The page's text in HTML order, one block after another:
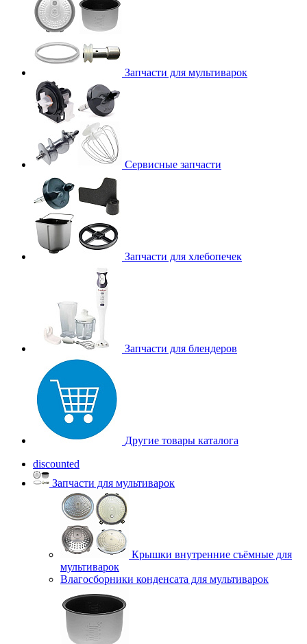
Запчасти для мультиварок
Сервисные запчасти
Запчасти для хлебопечек
Запчасти для блендеров
Другие товары каталога
discounted
Запчасти для мультиварок
Крышки внутренние съёмные для
мультиварок
Влагосборники конденсата для мультиварок